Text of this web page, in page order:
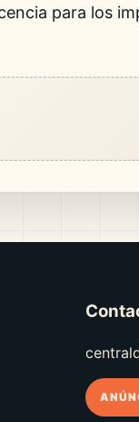
para los